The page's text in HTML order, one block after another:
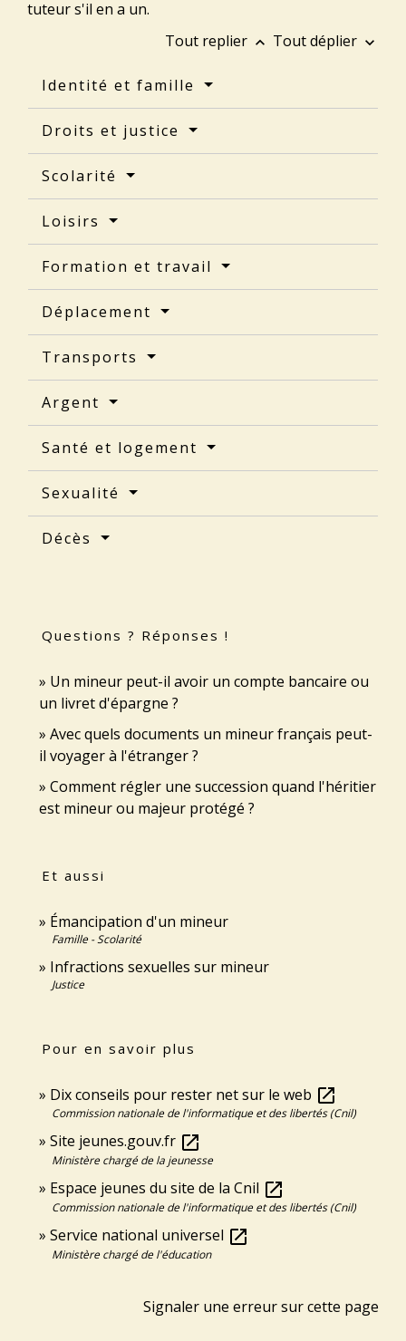
tuteur s'il en a un.
Tout replier keyboard_arrow_up Tout déplier keyboard_arrow_down
Identité et famille
Droits et justice
Scolarité
Loisirs
Formation et travail
Déplacement
Transports
Argent
Santé et logement
Sexualité
Décès
Questions ? Réponses !
Un mineur peut-il avoir un compte bancaire ou
un livret d'épargne ?
Avec quels documents un mineur français peut-
il voyager à l'étranger ?
Comment régler une succession quand l'héritier
est mineur ou majeur protégé ?
Et aussi
Émancipation d'un mineur
Famille - Scolarité
Infractions sexuelles sur mineur
Justice
Pour en savoir plus
Dix conseils pour rester net sur le web open_in_new
Commission nationale de l'informatique et des libertés (Cnil)
Site jeunes.gouv.fr open_in_new
Ministère chargé de la jeunesse
Espace jeunes du site de la Cnil open_in_new
Commission nationale de l'informatique et des libertés (Cnil)
Service national universel open_in_new
Ministère chargé de l'éducation
Signaler une erreur sur cette page